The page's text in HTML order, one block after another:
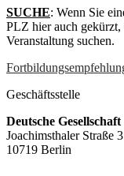
SUCHE: Wenn Sie
PLZ hier auch
Veranstaltung suchen.
Geschäftsstelle
Deutsche
Joachimsthaler Straße
10719 Berlin